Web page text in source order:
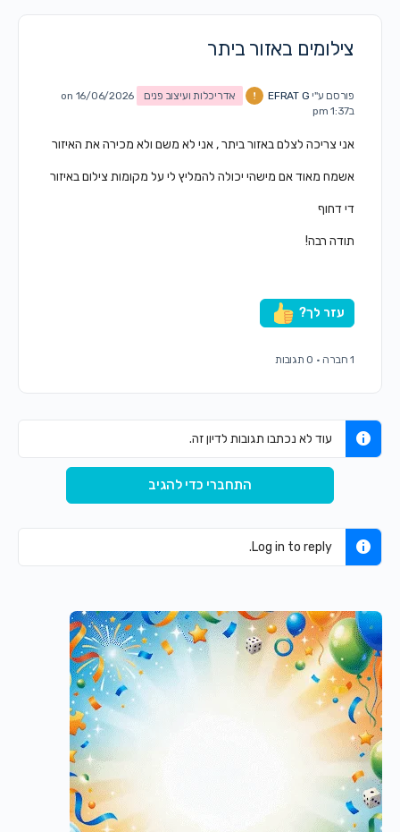
צילומים באזור ביתר
פורסם ע"יEFRAT G אדריכלות ועיצוב פנים
on 16/06/2026
ב1:37 pm
אני צריכה לצלם באזור ביתר , אני לא משם ולא מכירה את האיזור
אשמח מאוד אם מישהי יכולה להמליץ לי על מקומות צילום באיזור
די דחוף
תודה רבה!
עזר לך?
· 0 תגובות
עוד לא נכתבו תגובות לדיון זה.
התחברי כדי להגיב
Log in to reply.